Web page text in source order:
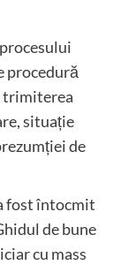
procedură
trimiterea
situație
de
fost întocmit
de bune
cu mass